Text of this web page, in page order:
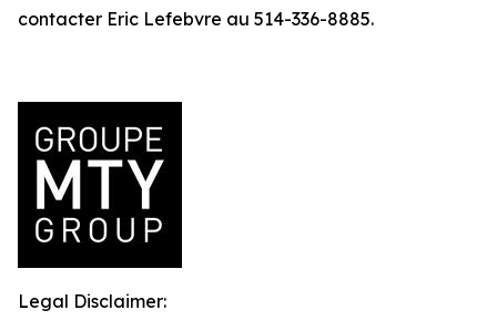
contacter Eric Lefebvre au 514-336-8885.
Legal Disclaimer: